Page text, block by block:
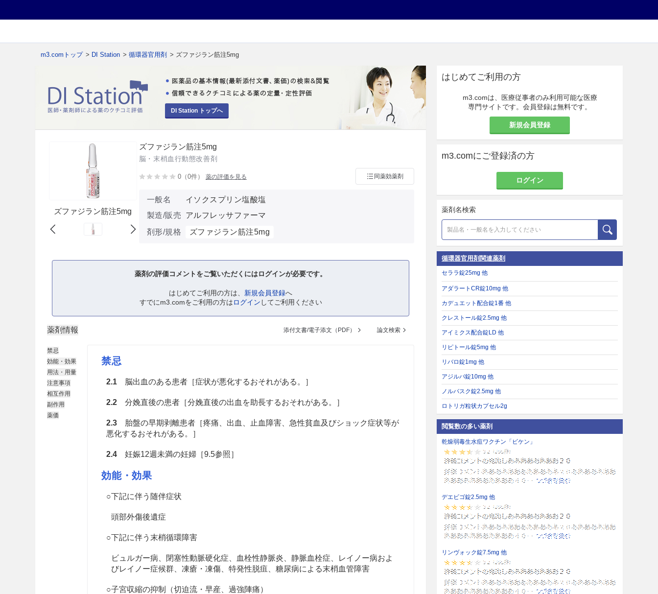
m3.comトップ > DI Station > 循環器官用剤 > ズファジラン筋注5mg
DI Station トップへ
ズファジラン筋注5mg
ズファジラン筋注5mg
脳・末梢血行動態改善剤
0（0件） 薬の評価を見る 同薬効薬剤
一般名
イソクスプリン塩酸塩
製造/販売
アルフレッサファーマ
剤形/規格
ズファジラン筋注5mg
薬剤の評価コメントをご覧いただくにはログインが必要です。
はじめてご利用の方は、 新規会員登録へ
すでにm3.comをご利用の方はログイン してご利用ください
薬剤情報 添付文書/電子添文（PDF） 論文検索
禁忌
効能・効果
用法・用量
注意事項
相互作用
副作用
薬価
禁忌
2.1脳出血のある患者［症状が悪化するおそれがある。］
2.2分娩直後の患者［分娩直後の出血を助長するおそれがある。］
2.3胎盤の早期剥離患者［疼痛、出血、止血障害、急性貧血及びショック症状等が
悪化するおそれがある。］
2.4妊娠12週未満の妊婦［9.5参照］
効能・効果
○下記に伴う随伴症状
頭部外傷後遺症
○下記に伴う末梢循環障害
ビュルガー病、閉塞性動脈硬化症、血栓性静脈炎、静脈血栓症、レイノー病およ
びレイノー症候群、凍瘡・凍傷、特発性脱疽、糖尿病による末梢血管障害
○子宮収縮の抑制（切迫流・早産、過強陣痛）
はじめてご利用の方
m3.comは、医療従事者のみ利用可能な医療
専門サイトです。会員登録は無料です。
新規会員登録
m3.comにご登録済の方
ログイン
薬剤名検索
循環器官用剤関連薬剤
セララ錠25mg 他
アダラートCR錠10mg 他
カデュエット配合錠1番 他
クレストール錠2.5mg 他
アイミクス配合錠LD 他
リピトール錠5mg 他
リバロ錠1mg 他
アジルバ錠10mg 他
ノルバスク錠2.5mg 他
ロトリガ粒状カプセル2g
閲覧数の多い薬剤
乾燥弱毒生水痘ワクチン「ビケン」
デエビゴ錠2.5mg 他
リンヴォック錠7.5mg 他